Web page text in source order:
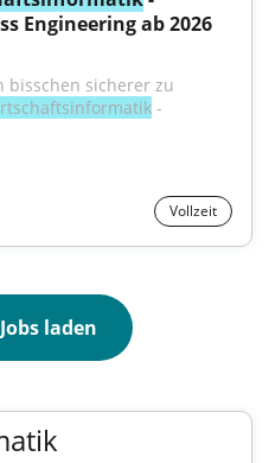
Engineering ab 2026
bisschen sicherer zu
-
Vollzeit
laden